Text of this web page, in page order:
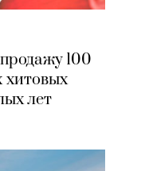
100
хитовых
лет